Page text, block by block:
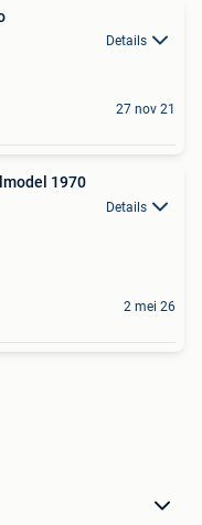
Details
27 nov 21
1970
Details
2 mei 26